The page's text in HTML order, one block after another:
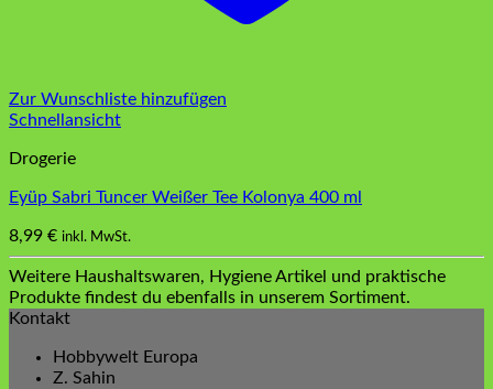
Zur Wunschliste hinzufügen
Schnellansicht
Drogerie
Eyüp Sabri Tuncer Weißer Tee Kolonya 400 ml
8,99 € inkl. MwSt.
Weitere Haushaltswaren, Hygiene Artikel und praktische
Produkte findest du ebenfalls in unserem Sortiment.
Kontakt
Hobbywelt Europa
Z. Sahin